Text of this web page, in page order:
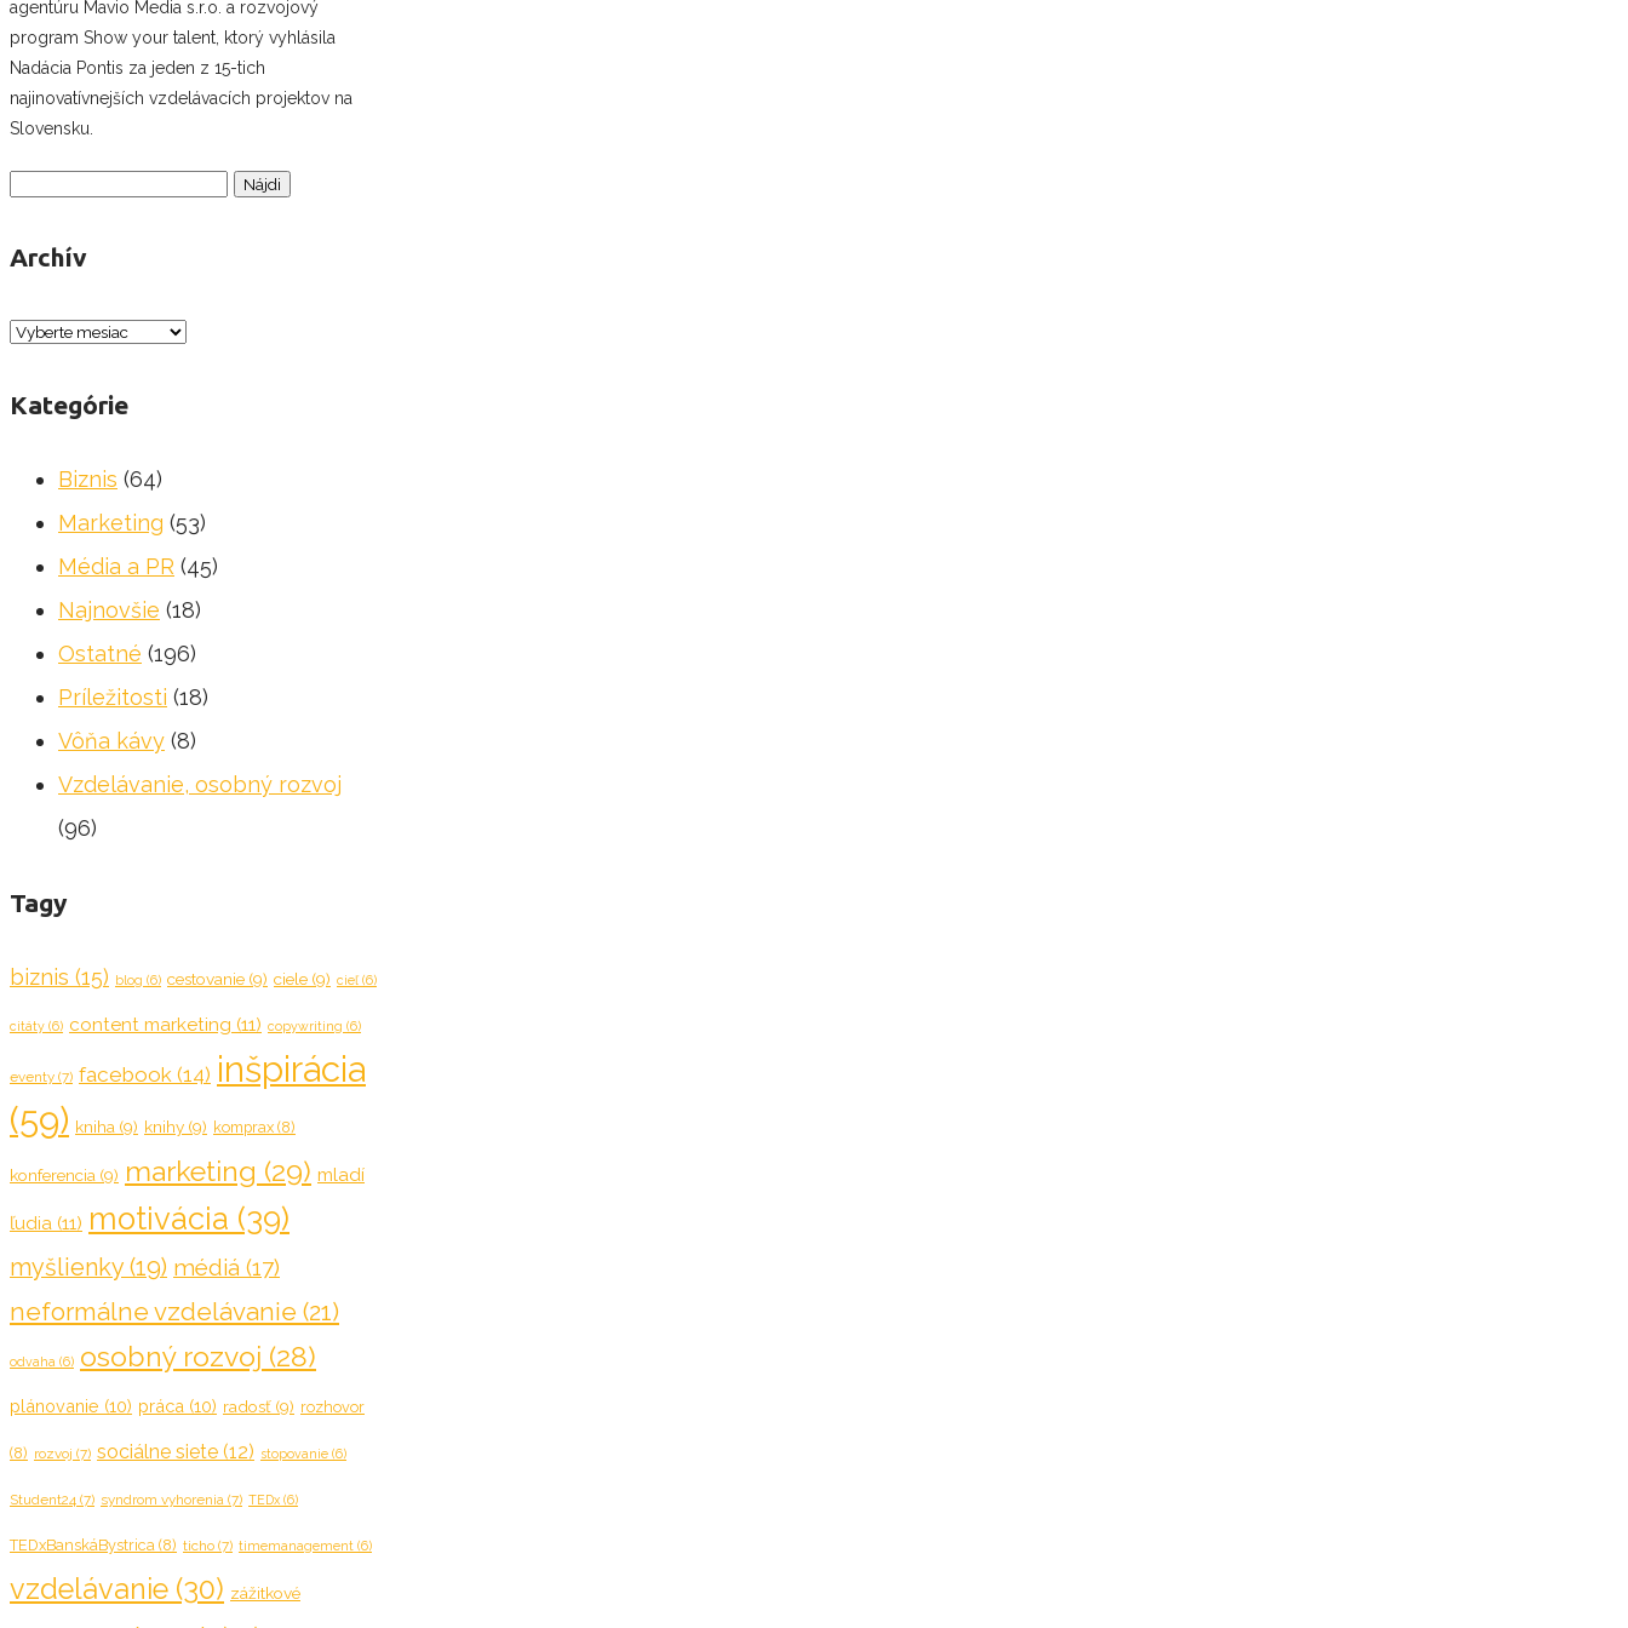
agentúru Mavio Media s.r.o. a rozvojový
program Show your talent, ktorý vyhlásila
Nadácia Pontis za jeden z 15-tich
najinovatívnejších vzdelávacích projektov na
Slovensku.
Hľadať:
Archív
Archív
Kategórie
Biznis (64)
Marketing (53)
Média a PR (45)
Najnovšie (18)
Ostatné (196)
Príležitosti (18)
Vôňa kávy (8)
Vzdelávanie, osobný rozvoj
(96)
Tagy
biznis (15) blog (6) cestovanie (9) ciele (9) cieľ(6)
citáty (6) content marketing (11) copywriting (6)
eventy (7) facebook (14) inšpirácia
(59) kniha (9) knihy (9) komprax (8)
konferencia (9) marketing (29) mladí
ľudia (11) motivácia (39)
myšlienky (19) médiá (17)
neformálne vzdelávanie (21)
odvaha (6) osobný rozvoj (28)
plánovanie (10) práca (10) radosť (9) rozhovor
(8) rozvoj (7) sociálne siete (12) stopovanie (6)
Student24 (7) syndrom vyhorenia (7) TEDx (6)
TEDxBanskáBystrica (8) ticho (7) timemanagement (6)
vzdelávanie (30) zážitkové